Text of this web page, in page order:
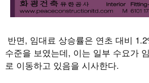
반면, 임대료 상승률은 연초 대비
수준을 보였는데, 이는 일부 수요가
로 이동하고 있음을 시사한다.